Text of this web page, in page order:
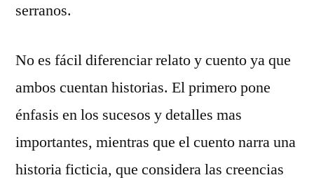
serranos.
No es fácil diferenciar relato y cuento ya que
ambos cuentan historias. El primero pone
énfasis en los sucesos y detalles mas
importantes, mientras que el cuento narra una
historia ficticia, que considera las creencias